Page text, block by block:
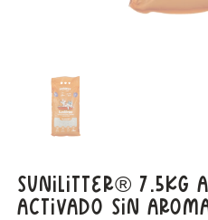
SUNILITTER® 7.5KG
ACTIVADO SIN